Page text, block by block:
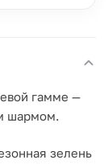
гамме —
шармом.
зелень